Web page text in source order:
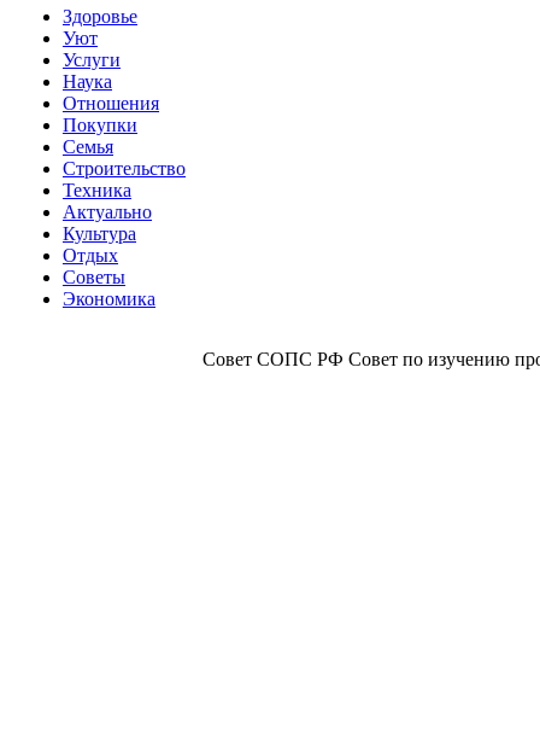
Здоровье
Уют
Услуги
Наука
Отношения
Покупки
Семья
Строительство
Техника
Актуально
Культура
Отдых
Советы
Экономика
Совет СОПС РФ Совет по изучению